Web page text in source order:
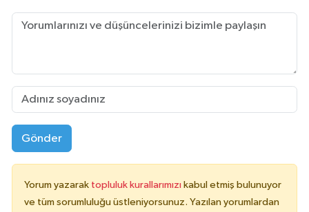
Gönder
Yorum yazarak topluluk kurallarımızı kabul etmiş bulunuyor
ve tüm sorumluluğu üstleniyorsunuz. Yazılan yorumlardan